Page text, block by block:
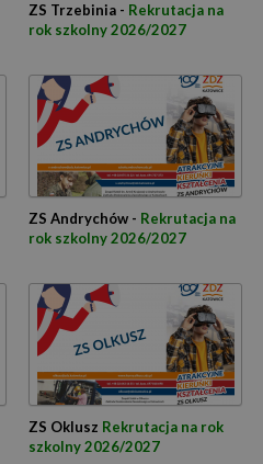
ZS Trzebinia - Rekrutacja na
rok szkolny 2026/2027
ZS Andrychów - Rekrutacja na
rok szkolny 2026/2027
ZS Oklusz Rekrutacja na rok
szkolny 2026/2027